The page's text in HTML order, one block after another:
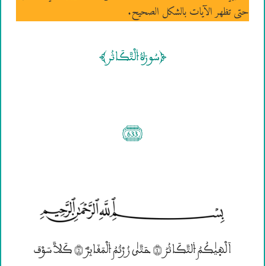
حتى تظهر الآيات بالشكل الصحيح.
[سُورَةُ ۴لْتَّكَاثُر]
(633)
اَلْهۭيٰكُمُ ۴لتَّكَاثُرُ (1) حَتَّيٰ زُرْتُمُ ۴لْمَقَابِرَؐ (2) كَلاَّ سَوْفَ